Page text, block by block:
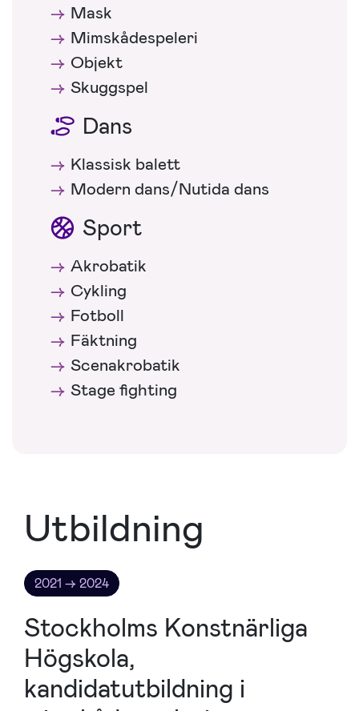
Mask
Mimskådespeleri
Objekt
Skuggspel
Dans
Klassisk balett
Modern dans/Nutida dans
Sport
Akrobatik
Cykling
Fotboll
Fäktning
Scenakrobatik
Stage fighting
Utbildning
2021 → 2024
Stockholms Konstnärliga
Högskola,
kandidatutbildning i